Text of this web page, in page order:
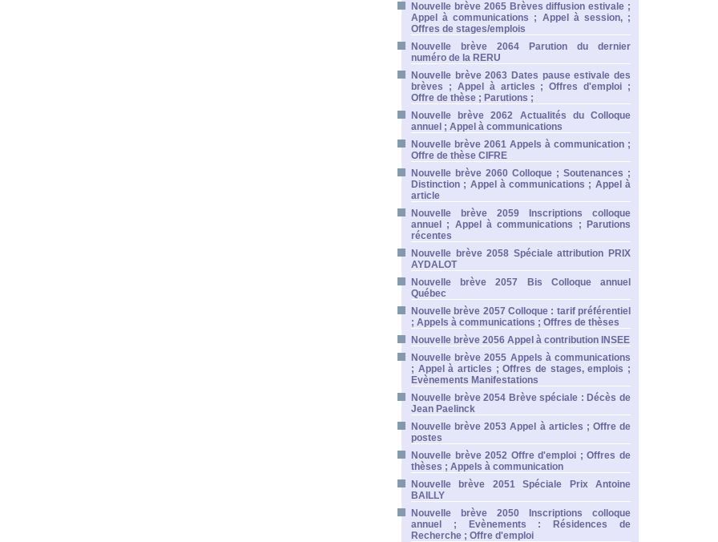
Nouvelle brève 2065 Brèves diffusion estivale ;
Appel à communications ; Appel à session, ;
Offres de stages/emplois
Nouvelle brève 2064 Parution du dernier
numéro de la RERU
Nouvelle brève 2063 Dates pause estivale des
brèves ; Appel à articles ; Offres d'emploi ;
Offre de thèse ; Parutions ;
Nouvelle brève 2062 Actualités du Colloque
annuel ; Appel à communications
Nouvelle brève 2061 Appels à communication ;
Offre de thèse CIFRE
Nouvelle brève 2060 Colloque ; Soutenances ;
Distinction ; Appel à communications ; Appel à
article
Nouvelle brève 2059 Inscriptions colloque
annuel ; Appel à communications ; Parutions
récentes
Nouvelle brève 2058 Spéciale attribution PRIX
AYDALOT
Nouvelle brève 2057 Bis Colloque annuel
Québec
Nouvelle brève 2057 Colloque : tarif préférentiel
; Appels à communications ; Offres de thèses
Nouvelle brève 2056 Appel à contribution INSEE
Nouvelle brève 2055 Appels à communications
; Appel à articles ; Offres de stages, emplois ;
Evènements Manifestations
Nouvelle brève 2054 Brève spéciale : Décès de
Jean Paelinck
Nouvelle brève 2053 Appel à articles ; Offre de
postes
Nouvelle brève 2052 Offre d'emploi ; Offres de
thèses ; Appels à communication
Nouvelle brève 2051 Spéciale Prix Antoine
BAILLY
Nouvelle brève 2050 Inscriptions colloque
annuel ; Evènements : Résidences de
Recherche ; Offre d'emploi